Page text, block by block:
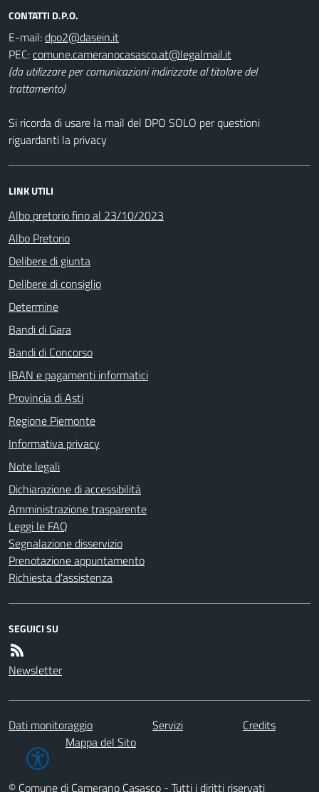
CONTATTI D.P.O.
E-mail:
PEC:
(da utilizzare per comunicazioni indirizzate al titolare del
trattamento)
Si ricorda di usare la mail del DPO SOLO per questioni
riguardanti la privacy
LINK UTILI
Albo pretorio fino al 23/10/2023
Albo Pretorio
Delibere di giunta
Delibere di consiglio
Determine
Bandi di Gara
Bandi di Concorso
IBAN e pagamenti informatici
Provincia di Asti
Regione Piemonte
Informativa privacy
Note legali
Dichiarazione di accessibilità
Amministrazione trasparente
Leggi le FAQ
Segnalazione disservizio
Prenotazione appuntamento
Richiesta d'assistenza
SEGUICI SU
Newsletter
Dati monitoraggio Servizi
Credits
Mappa del Sito
© Comune di Camerano Casasco - Tutti i diritti riservati